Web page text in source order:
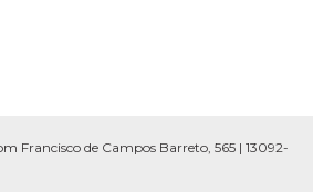
Francisco de Campos Barreto, 565 | 13092-